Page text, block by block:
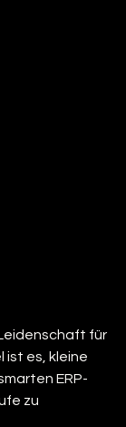
für
ist es, kleine
ERP-
zu